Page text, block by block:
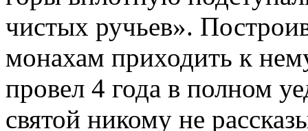
чистых ручьев».
монахам приходить к
провел 4 года в полном
святой никому не